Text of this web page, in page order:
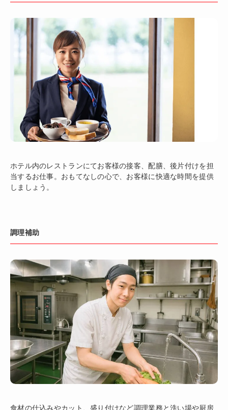
ホテル内のレストランにてお客様の接客、配膳、後片付けを担
当するお仕事。おもてなしの心で、お客様に快適な時間を提供
しましょう。
調理補助
食材の仕込みやカット、盛り付けなど調理業務と洗い場や厨房